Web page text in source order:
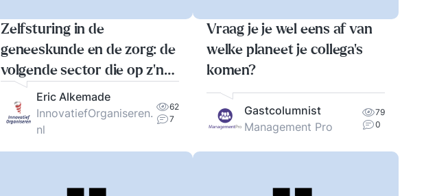
Zelfsturing in de
geneeskunde en de zorg: de
volgende sector die op z'n
kop gaat?Eric Alkemade
InnovatiefOrganiseren.
nl
62
7
Vraag je je wel eens af van
welke planeet je collega’s
komen?
Gastcolumnist
Management Pro
79
0